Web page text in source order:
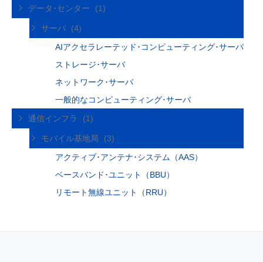
データ･センター (1)
サーバ
(4)
AIアクセラレーテッド･コンピューティング･サーバ
ストレージ･サーバ
ネットワーク･サーバ
一般的なコンピューティング･サーバ
通信インフラ
(1)
モバイル基地局
(3)
アクティブ･アンテナ･システム（AAS）
ベースバンド･ユニット（BBU）
リモート無線ユニット（RRU）